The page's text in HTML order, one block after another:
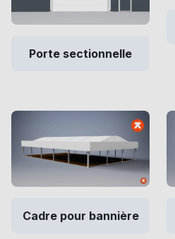
Porte sectionnelle
Cadre pour bannière